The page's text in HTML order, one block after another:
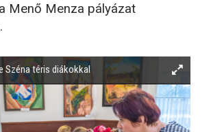
Menő Menza pályázat
Széna téris diákokkal